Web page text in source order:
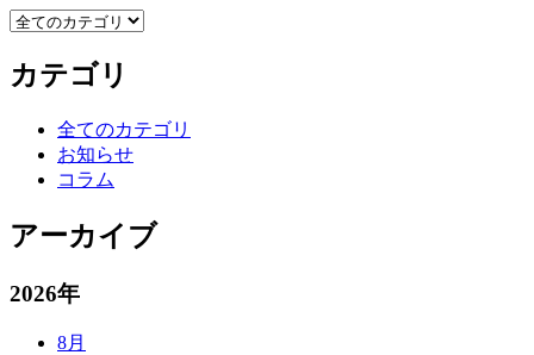
カテゴリ
全てのカテゴリ
お知らせ
コラム
アーカイブ
2026年
8月